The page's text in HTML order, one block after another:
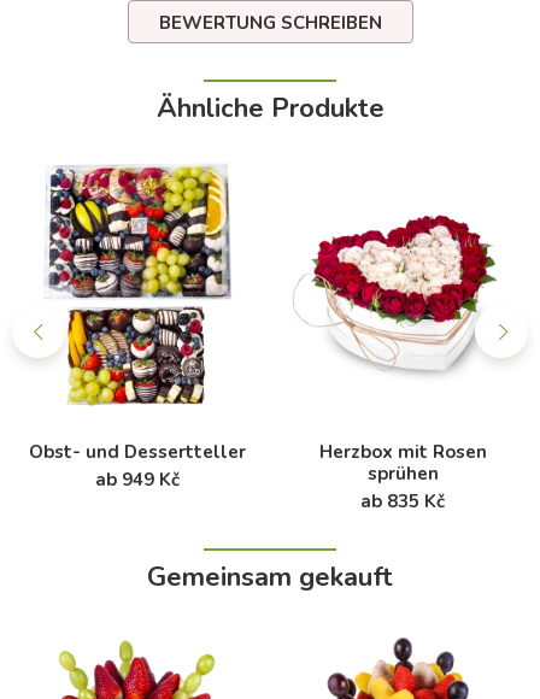
BEWERTUNG SCHREIBEN
Ähnliche Produkte
Obst- und Dessertteller
ab 949 Kč
Herzbox mit Rosen
sprühen
ab 835 Kč
Gemeinsam gekauft